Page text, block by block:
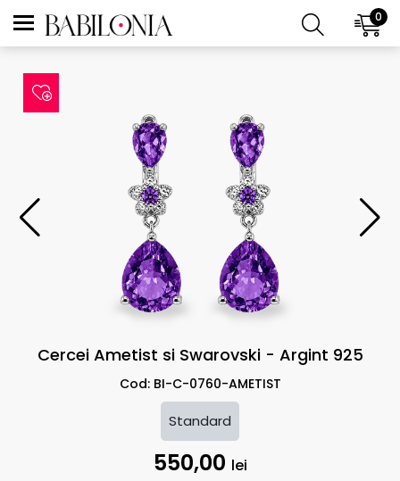
0
Cercei Ametist si Swarovski - Argint 925
Cod: BI-C-0760-AMETIST
Standard
550,00 lei